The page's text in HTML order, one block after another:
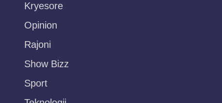
Kryesore
Opinion
Rajoni
Show Bizz
Sport